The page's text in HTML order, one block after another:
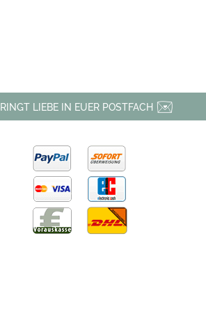
LIEBE IN EUER POSTFACH